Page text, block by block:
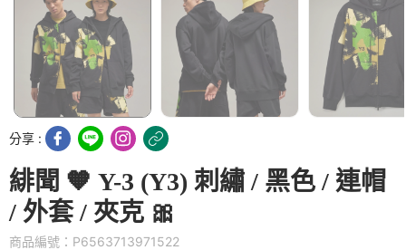
分享 :
緋聞 🧡 Y-3 (Y3) 刺繡 / 黑色 / 連帽
/ 外套 / 夾克 🎀
商品編號：P6563713971522